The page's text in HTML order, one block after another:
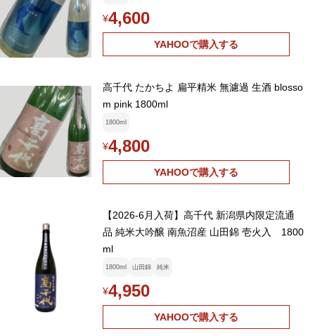
¥4,600
YAHOOで購入する
高千代 たかちよ 扁平精米 無濾過 生酒 blosso
m pink 1800ml
1800ml
¥4,800
YAHOOで購入する
【2026-6月入荷】高千代 新潟県内限定流通
品 純米大吟醸 南魚沼産 山田錦 壱火入 1800
ml
1800ml 山田錦 純米
¥4,950
YAHOOで購入する